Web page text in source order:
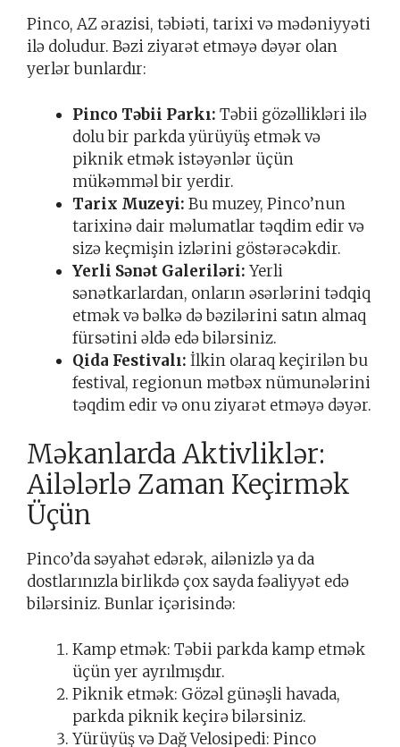
Pinco, AZ ərazisi, təbiəti, tarixi və mədəniyyəti
ilə doludur. Bəzi ziyarət etməyə dəyər olan
yerlər bunlardır:
Pinco Təbii Parkı: Təbii gözəllikləri ilə
dolu bir parkda yürüyüş etmək və
piknik etmək istəyənlər üçün
mükəmməl bir yerdir.
Tarix Muzeyi: Bu muzey, Pinco’nun
tarixinə dair məlumatlar təqdim edir və
sizə keçmişin izlərini göstərəcəkdir.
Yerli Sənət Galeriləri: Yerli
sənətkarlardan, onların əsərlərini tədqiq
etmək və bəlkə də bəzilərini satın almaq
fürsətini əldə edə bilərsiniz.
Qida Festivalı: İlkin olaraq keçirilən bu
festival, regionun mətbəx nümunələrini
təqdim edir və onu ziyarət etməyə dəyər.
Məkanlarda Aktivliklər:
Ailələrlə Zaman Keçirmək
Üçün
Pinco’da səyahət edərək, ailənizlə ya da
dostlarınızla birlikdə çox sayda fəaliyyət edə
bilərsiniz. Bunlar içərisində:
Kamp etmək: Təbii parkda kamp etmək
üçün yer ayrılmışdır.
Piknik etmək: Gözəl günəşli havada,
parkda piknik keçirə bilərsiniz.
Yürüyüş və Dağ Velosipedi: Pinco